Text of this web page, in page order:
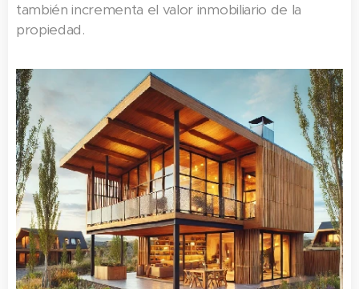
también incrementa el valor inmobiliario de la
propiedad.